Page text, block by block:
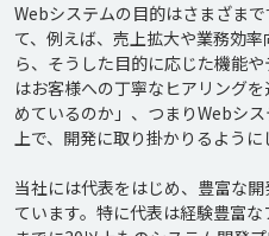
Webシステムの目的はさまざま
て、例えば、売上拡大や業務効
ら、そうした目的に応じた機能
はお客様への丁寧なヒアリング
めているのか」、つまりWebシ
上で、開発に取り掛かりるように
当社には代表をはじめ、豊富な
ています。特に代表は経験豊富